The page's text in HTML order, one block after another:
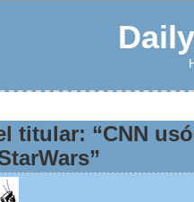
titular: “CNN